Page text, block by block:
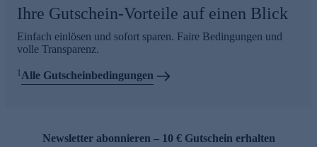
Ihre Gutschein-Vorteile auf einen Blick
Einfach einlösen und sofort sparen. Faire Bedingungen und
volle Transparenz.
1Alle Gutscheinbedingungen
Newsletter abonnieren – 10 € Gutschein erhalten